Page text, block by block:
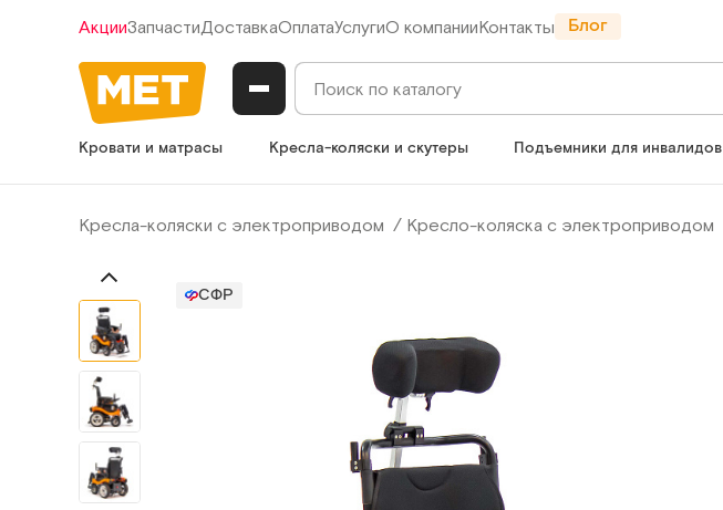
АкцииЗапчастиДоставкаОплатаУслугиО компанииКонтакты Блог
Кровати и матрасы Кресла-коляски и скутеры Подъемники для инвалидов
Кресла-коляски с электроприводом Кресло-коляска с электроприводом
СФР